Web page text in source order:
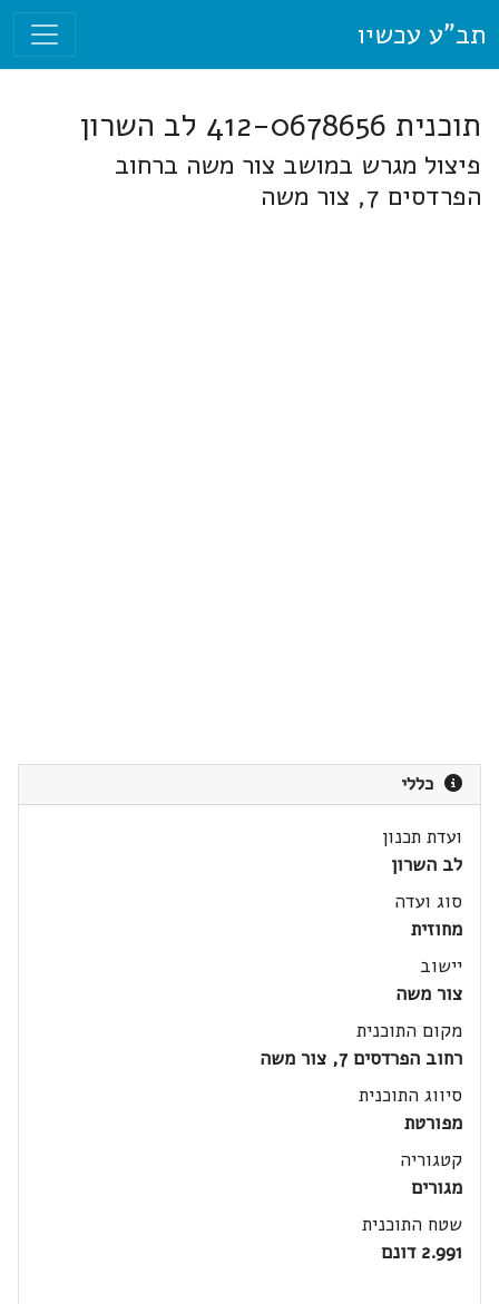
תב"ע עכשיו
תוכנית 412-0678656 לב השרון
פיצול מגרש במושב צור משה ברחוב
הפרדסים 7, צור משה
כללי
ועדת תכנון
לב השרון
סוג ועדה
מחוזית
יישוב
צור משה
מקום התוכנית
רחוב הפרדסים 7, צור משה
סיווג התוכנית
מפורטת
קטגוריה
מגורים
שטח התוכנית
2.991 דונם